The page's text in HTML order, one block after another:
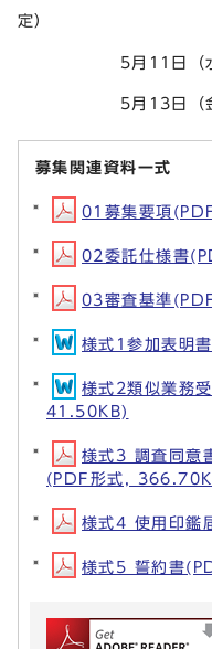
定）
5月11日（水曜
5月13日（金曜日
募集関連資料一式
01募集要項
02委託仕様書
03審査基準
様式1参加表明
様式2類似業務
41.50KB)
様式3 調査同意
(PDF形式,
様式4 使用印
様式5 誓約書